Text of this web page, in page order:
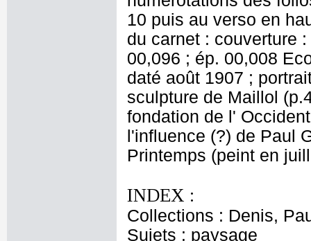
10 puis au verso en
du carnet : couverture
00,096 ; ép. 00,008
daté août 1907 ;
sculpture de Maillol
fondation de l'
l'influence (?) de Paul
Printemps (peint en
INDEX :
Collections : Denis,
Sujets : paysage